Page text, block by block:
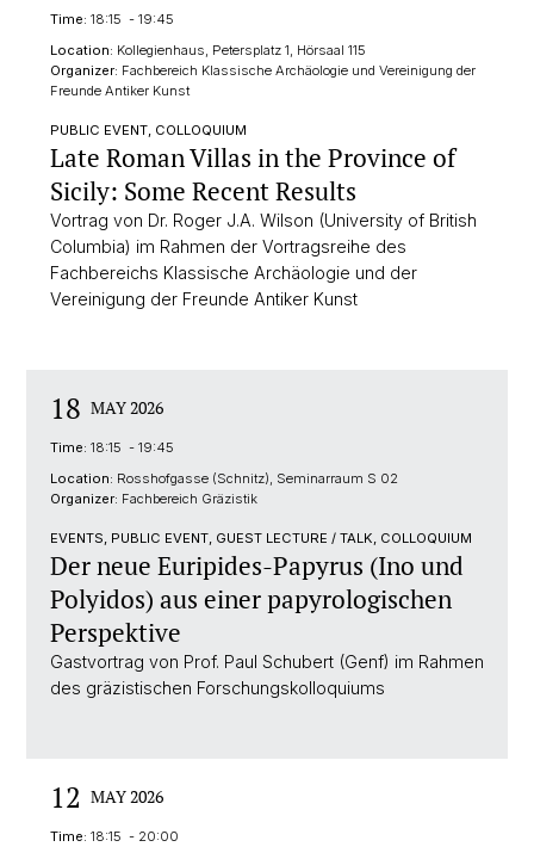
Time: 18:15 - 19:45
Location: Kollegienhaus, Petersplatz 1, Hörsaal 115
Organizer: Fachbereich Klassische Archäologie und Vereinigung der
Freunde Antiker Kunst
PUBLIC EVENT, COLLOQUIUM
Late Roman Villas in the Province of
Sicily: Some Recent Results
Vortrag von Dr. Roger J.A. Wilson (University of British
Columbia) im Rahmen der Vortragsreihe des
Fachbereichs Klassische Archäologie und der
Vereinigung der Freunde Antiker Kunst
18 MAY 2026
Time: 18:15 - 19:45
Location: Rosshofgasse (Schnitz), Seminarraum S 02
Organizer: Fachbereich Gräzistik
EVENTS, PUBLIC EVENT, GUEST LECTURE / TALK, COLLOQUIUM
Der neue Euripides-Papyrus (Ino und
Polyidos) aus einer papyrologischen
Perspektive
Gastvortrag von Prof. Paul Schubert (Genf) im Rahmen
des gräzistischen Forschungskolloquiums
12 MAY 2026
Time: 18:15 - 20:00